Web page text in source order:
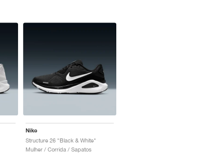
Nike
Structure 26 "Black & White"
Mulher / Corrida / Sapatos